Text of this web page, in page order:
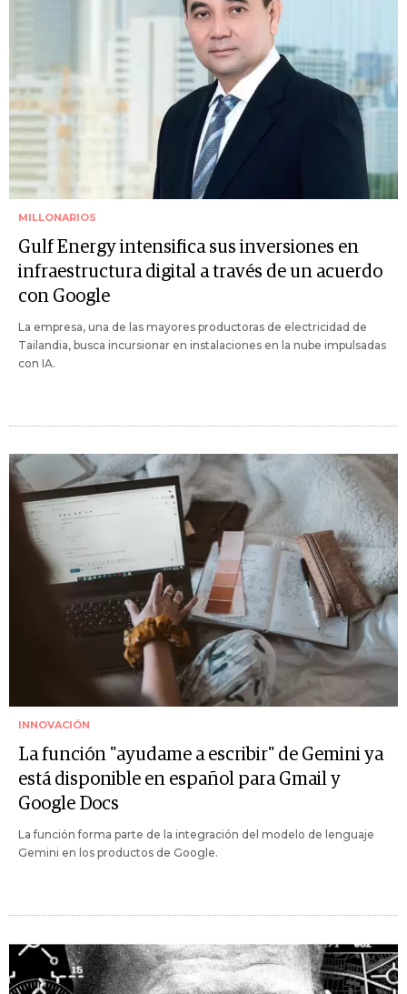
MILLONARIOS
Gulf Energy intensifica sus inversiones en
infraestructura digital a través de un acuerdo
con Google
La empresa, una de las mayores productoras de electricidad de
Tailandia, busca incursionar en instalaciones en la nube impulsadas
con IA.
INNOVACIÓN
La función "ayudame a escribir" de Gemini ya
está disponible en español para Gmail y
Google Docs
La función forma parte de la integración del modelo de lenguaje
Gemini en los productos de Google.